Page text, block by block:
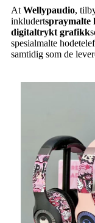
AtWellypaudio,
inkludertspraymalte
digitaltrykt grafikk
spesialmalte
samtidig som de